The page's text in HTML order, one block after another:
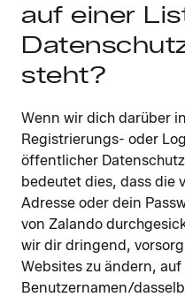
auf einer
steht?
Wenn wir dich darüber
Registrierungs- oder
öffentlicher
bedeutet dies, dass die
Adresse oder dein
von Zalando
wir dir dringend,
Websites zu ändern,
Benutzernamen/